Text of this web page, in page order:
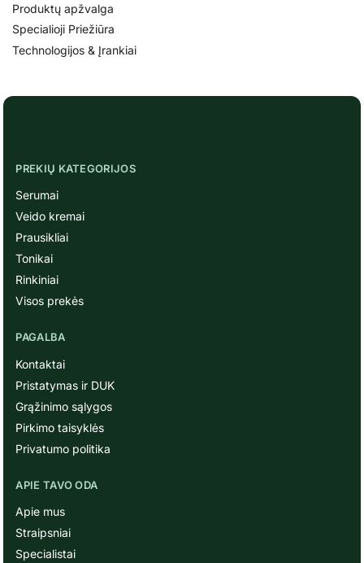
Produktų apžvalga
Specialioji Priežiūra
Technologijos & Įrankiai
PREKIŲ KATEGORIJOS
Serumai
Veido kremai
Prausikliai
Tonikai
Rinkiniai
Visos prekės
PAGALBA
Kontaktai
Pristatymas ir DUK
Grąžinimo sąlygos
Pirkimo taisyklės
Privatumo politika
APIE TAVO ODA
Apie mus
Straipsniai
Specialistai